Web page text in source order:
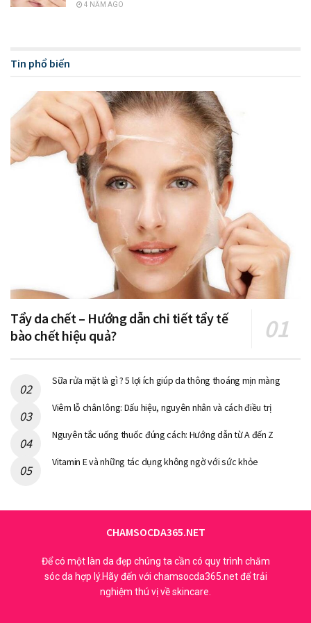
trạng mụn, nhờn hoặc viêm trên da.
Các sản phẩm phổ biến của hãng này có thể kể đến như kem
dưỡng ẩm, sữa rửa mặt, kem chống nắng hay nước tẩy
trang. Để hiểu rõ hơn về sản phẩm làm sạch đến từ thương
hiệu nổi tiếng này, hôm nay chúng tôi sẽ chia sẻ đến bạn
review về ba dòng tẩy trang La Roche Posay được sử dụng
phổ biến nhất để giúp bạn tìm ra sản phẩm phù hợp với làn
da của mình nhé.
thương hiệu La Roche Posay
Review chi tiết về ba dòng tẩy
trang La Roche Posay được sử
4 NĂM AGO
Tin phổ biến
Tẩy da chết – Hướng dẫn chi tiết tẩy tế
bào chết hiệu quả?
Sữa rửa mặt là gì ? 5 lợi ích giúp da thông thoáng mịn màng
Viêm lỗ chân lông: Dấu hiệu, nguyên nhân và cách điều trị
Nguyên tắc uống thuốc đúng cách: Hướng dẫn từ A đến Z
Vitamin E và những tác dụng không ngờ với sức khỏe
CHAMSOCDA365.NET
Để có một làn da đẹp chúng ta cần có quy trình chăm
sóc da hợp lý.Hãy đến với chamsocda365.net để trải
nghiệm thú vị về skincare.